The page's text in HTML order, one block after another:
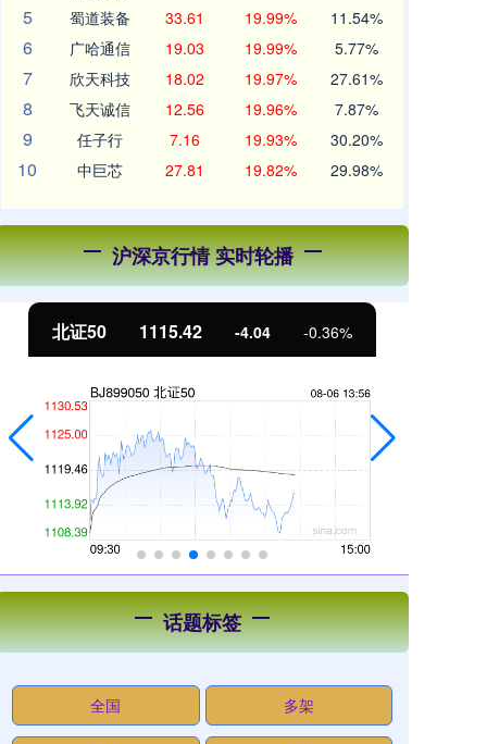
5 蜀道装备 33.61 19.99% 11.54%
6 广哈通信 19.03 19.99% 5.77%
7 欣天科技 18.02 19.97% 27.61%
8 飞天诚信 12.56 19.96% 7.87%
9 任子行 7.16 19.93% 30.20%
10 中巨芯 27.81 19.82% 29.98%
沪深京行情 实时轮播
北证50 1115.42 -4.04 -0.36%
话题标签
全国 多架